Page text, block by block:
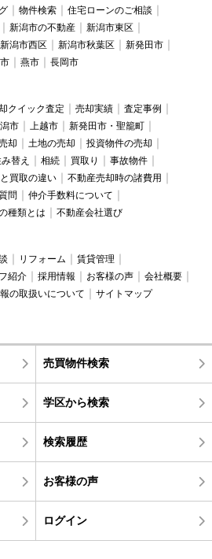
物件検索
住宅ローンのご相談
新潟市の不動産
新潟市東区
新潟市西区 新潟市秋葉区
新発田市
燕市 長岡市
クイック査定 売却実績
査定事例
市 上越市
新発田市・聖籠町
却 土地の売却
投資物件の売却
替え 相続 買取り
事故物件
買取の違い
不動産売却時の諸費用
問
仲介手数料について
種類とは 不動産会社選び
リフォーム
賃貸管理
紹介 採用情報 お客様の声
会社概要
の取扱いについて サイトマップ
売買物件検索
学区から検索
検索履歴
お客様の声
ログイン